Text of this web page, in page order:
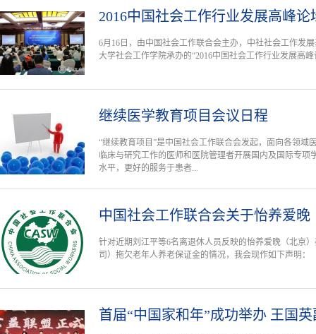
2016中国社会工作行业发展高峰论
6月16日，由中国社会工作联合会主办，中社社会工作发
大学社会工作学院承办的“2016中国社会工作行业发展高
继续医学教育项目会议日程
“继续教育项目”是中国社会工作联合会发起，面向各领域
临床与研究工作的医师和医院管理者开展国内及国际专项
水平，更好的服务于患者...
中国社会工作联合会关于怡养爱晚
针对近期刘江平等6名离退休人员反映的怡养爱晚（北京
司）拖欠老年人养老保证金的情况，我会现作如下声明：
首届“中国家和年”成功举办 王国